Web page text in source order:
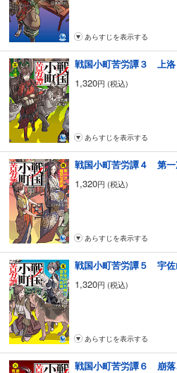
あらすじを表示する
戦国小町苦労譚３ 上洛
1,320円 (税込)
あらすじを表示する
戦国小町苦労譚４ 第一
1,320円 (税込)
あらすじを表示する
戦国小町苦労譚５ 宇佐
1,320円 (税込)
あらすじを表示する
戦国小町苦労譚６ 崩落